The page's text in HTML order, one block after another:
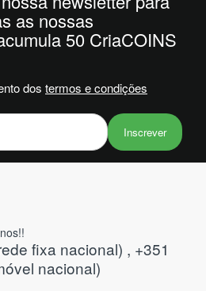
as nossas
50 CriaCOINS
dos termos e condições
Inscrever
fixa nacional) , +351
nacional)